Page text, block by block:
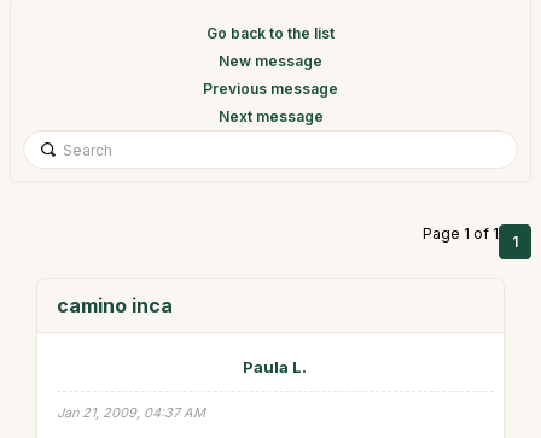
Go back to the list
New message
Previous message
Next message
Page 1 of 1 1
camino inca
Paula L.
Jan 21, 2009, 04:37 AM